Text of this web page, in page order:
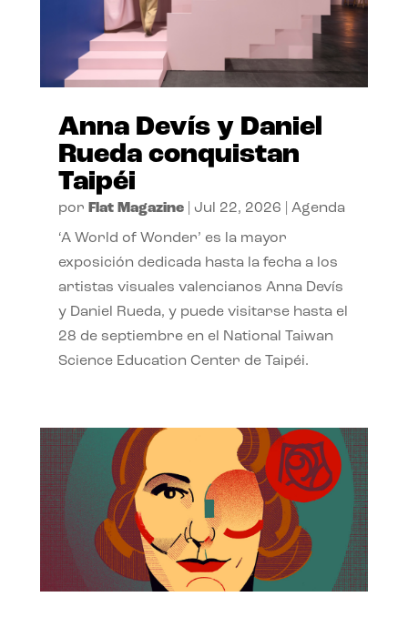
Anna Devís y Daniel
Rueda conquistan
Taipéi
por Flat Magazine| Jul 22, 2026 Agenda
‘A World of Wonder’ es la mayor
exposición dedicada hasta la fecha a los
artistas visuales valencianos Anna Devís
y Daniel Rueda, y puede visitarse hasta el
28 de septiembre en el National Taiwan
Science Education Center de Taipéi.